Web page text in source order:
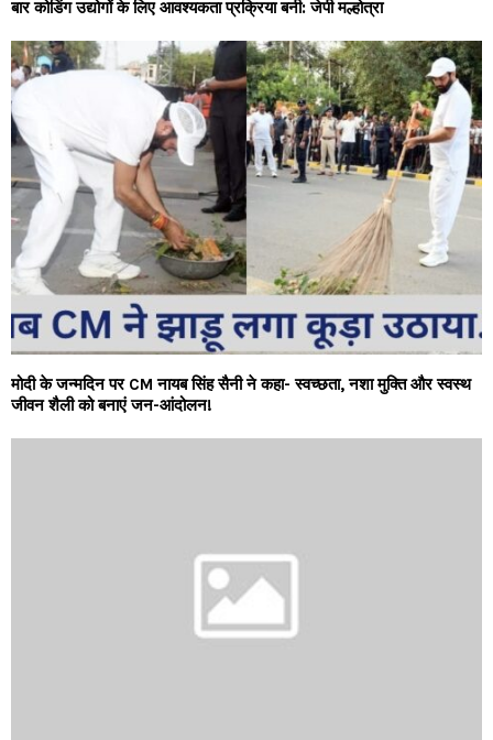
बार कोडिंग उद्योगों के लिए आवश्यकता प्रक्रिया बनी: जेपी मल्होत्रा
मोदी के जन्मदिन पर CM नायब सिंह सैनी ने कहा- स्वच्छता, नशा मुक्ति और स्वस्थ
जीवन शैली को बनाएं जन-आंदोलन!